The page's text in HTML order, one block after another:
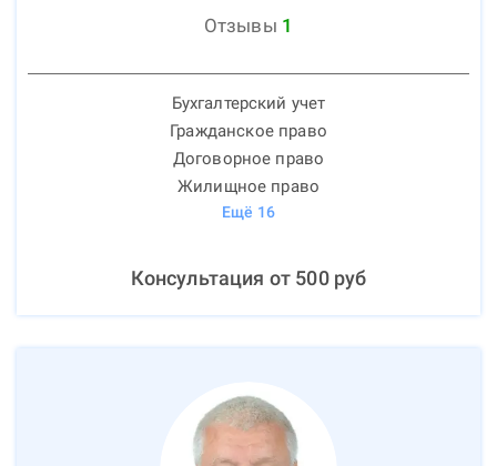
Отзывы 1
Бухгалтерский учет
Гражданское право
Договорное право
Жилищное право
Ещё 16
Консультация от 500руб